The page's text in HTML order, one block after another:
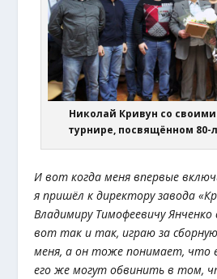
Николай Кривун со
турнире, посвящённом
И вот когда меня впервые
я пришёл к директору завода
Владимиру Тимофеевичу
вот так и так, играю за
меня, а он тоже понимает, что
его же могут обвинить в том,